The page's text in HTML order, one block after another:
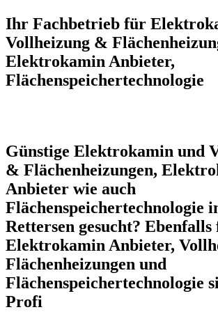
Ihr Fachbetrieb für
Vollheizung &
Elektrokamin Anbieter,
Flächenspeichertechnologie
Günstige Elektrokamin und
& Flächenheizungen,
Anbieter wie auch
Flächenspeichertechnologie
Rettersen gesucht?
Elektrokamin Anbieter,
Flächenheizungen und
Flächenspeichertechnologie
Profi